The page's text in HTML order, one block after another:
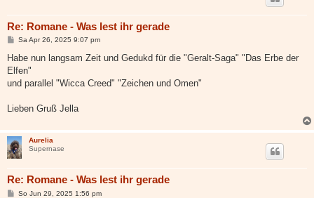
Re: Romane - Was lest ihr gerade
B
i
r
a
Sa Apr 26, 2025 9:07 pm
Habe nun langsam Zeit und Gedukd für die "Geralt-Saga" "Das Erbe der
Elfen"
und parallel "Wicca Creed" "Zeichen und Omen"
Lieben Gruß Jella
Aurelia
Supernase
Re: Romane - Was lest ihr gerade
BSo Jun 29, 2025 1:56 pm